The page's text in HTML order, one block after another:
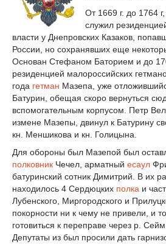
От 1669 г. до 1764
служил
власти у Днепровских Казаков,
России, но сохранявших еще
Основан Стефаном Баторием и до
резиденцией малороссийских
года гетман Мазепа, уже
Батурин, обещая скоро вернуться
вспомогательным корпусом. Петр
измене Мазепы, двинул к Батурину
кн. Меншикова и кн. Голицына.
Для обороны был Мазепой был
полковник Чечел, арматный есаул
батуринский сотник Димитрий. В их
находилось 4 Сердюцких полка и
Лубенского, Миргородского и
покорности ни к чему не привели, и
готовиться к переправе через р.
Депутаты из был просили дать